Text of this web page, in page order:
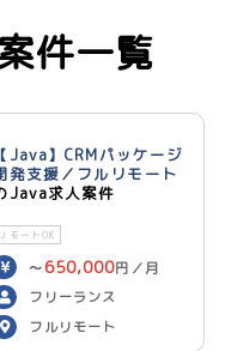
件一覧
【Java】CRMパッケージ
発支援／フルリモート
Java求人案件
リモートOK
〜 650,000円／月
フリーランス
フルリモート